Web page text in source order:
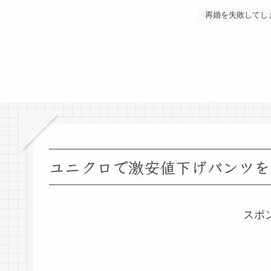
再婚を失敗してし
ユニクロで激安値下げパンツ
スポ